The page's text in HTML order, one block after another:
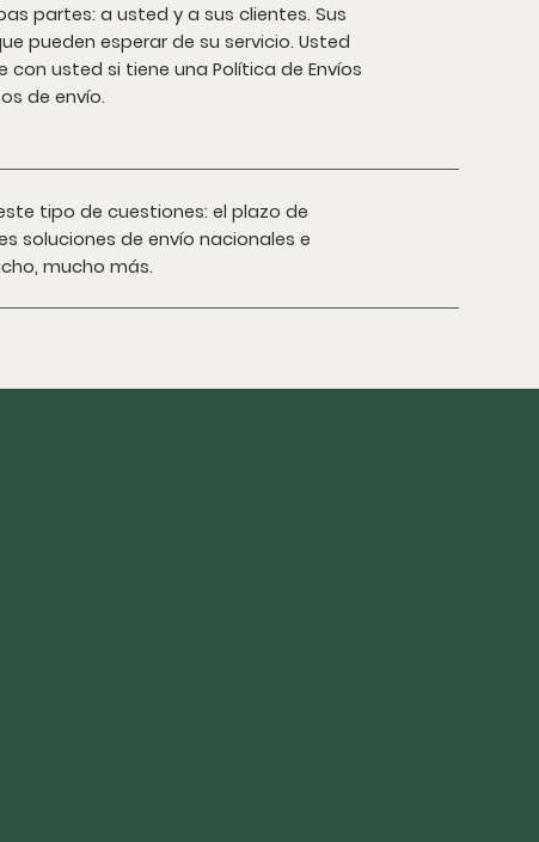
partes: a usted y a sus clientes. Sus
pueden esperar de su servicio. Usted
usted si tiene una Política de Envíos
de envío.
tipo de cuestiones: el plazo de
soluciones de envío nacionales e
mucho más.